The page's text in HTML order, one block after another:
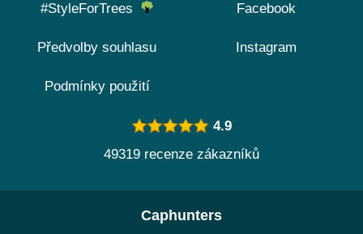
#StyleForTrees
Předvolby souhlasu
Podmínky použití
Facebook
Instagram
4.9
49319 recenze zákazníků
Caphunters